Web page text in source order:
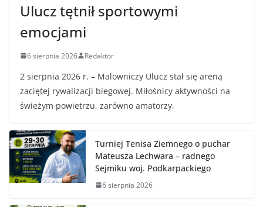
Ulucz tętnił sportowymi
emocjami
6 sierpnia 2026 Redaktor
2 sierpnia 2026 r. – Malowniczy Ulucz stał się areną
zaciętej rywalizacji biegowej. Miłośnicy aktywności na
świeżym powietrzu, zarówno amatorzy,
Turniej Tenisa Ziemnego o puchar
Mateusza Lechwara – radnego
Sejmiku woj. Podkarpackiego
6 sierpnia 2026